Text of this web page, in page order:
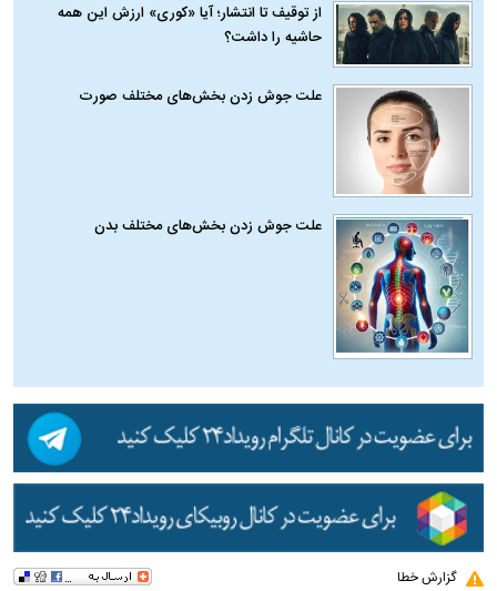
از توقیف تا انتشار؛ آیا «کوری» ارزش این همه
حاشیه را داشت؟
علت جوش زدن بخش‌های مختلف صورت
علت جوش زدن بخش‌های مختلف بدن
گزارش خطا